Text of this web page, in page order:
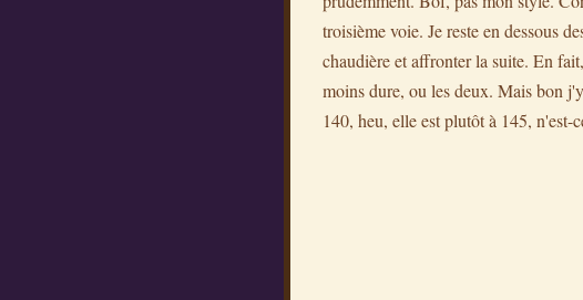
troisième voie. Je reste en dessous
chaudière et affronter la suite. En
moins dure, ou les deux. Mais bon
140, heu, elle est plutôt à 145, n'est-